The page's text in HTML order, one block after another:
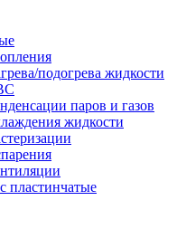
подогрева жидкости
паров и газов
жидкости
пластинчатые